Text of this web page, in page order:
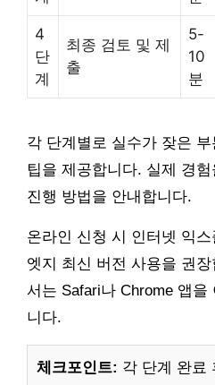
4
단
계
최종 검토 및 제
출
5-
10
분
각 단계별로 실수가 잦은
팁을 제공합니다. 실제 경
진행 방법을 안내합니다.
온라인 신청 시 인터넷 익
엣지 최신 버전 사용을 권장
서는 Safari나 Chrome 앱을
니다.
체크포인트: 각 단계 완료